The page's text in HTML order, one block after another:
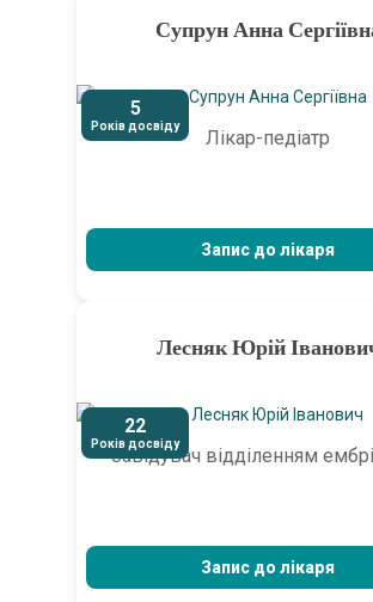
Супрун Анна
5
Років досвіду
Лікар-педіатр
Запис до лікаря
Лесняк Юрій
22
Років досвіду
Завідувач відділенням
Запис до лікаря